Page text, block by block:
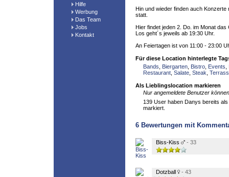
Hilfe
Werbung
Das Team
Jobs
Kontakt
Hin und wieder finden auch Konzerte
statt.
Hier findet jeden 2. Do. im Monat das
Los geht´s jeweils ab 19:30 Uhr.
An Feiertagen ist von 11:00 - 23:00
Für diese Location hinterlegte
Bands
Biergarten Bistro Events
Restaurant Salate Steak
Als Lieblingslocation markieren
Nur angemeldete Benutzer
139 User haben Danys bereits
markiert.
6 Bewertungen mit
Biss-Kiss - 33
Dotzball - 43